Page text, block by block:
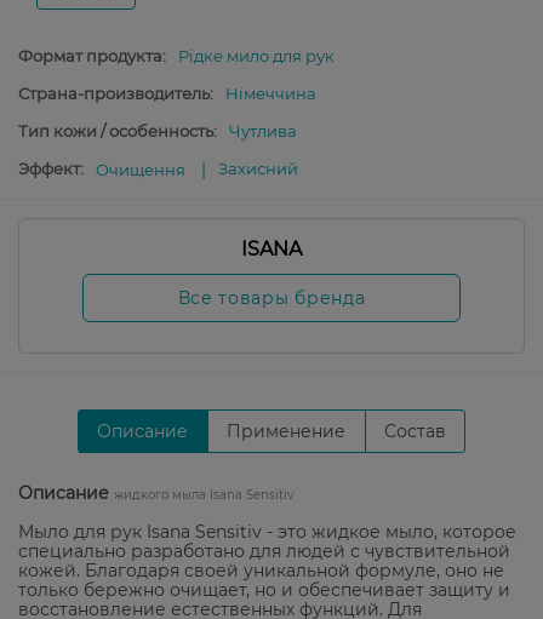
Формат продукта:
Рідке мило для рук
Страна-производитель:
Німеччина
Тип кожи / особенность:
Чутлива
Эффект:
Очищення Захисний
ISANA
Все товары бренда
Описание Применение Состав
Описание жидкого мыла Isana Sensitiv
Мыло для рук Isana Sensitiv - это жидкое мыло, которое
специально разработано для людей с чувствительной
кожей. Благодаря своей уникальной формуле, оно не
только бережно очищает, но и обеспечивает защиту и
восстановление естественных функций. Для